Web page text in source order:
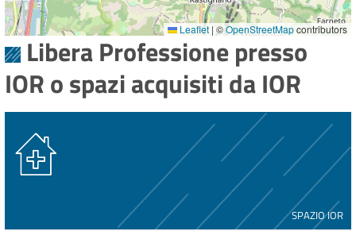
Leaflet | ©OpenStreetMapcontributors
Libera Professione presso
IOR o spazi acquisiti da IOR
SPAZIO IOR